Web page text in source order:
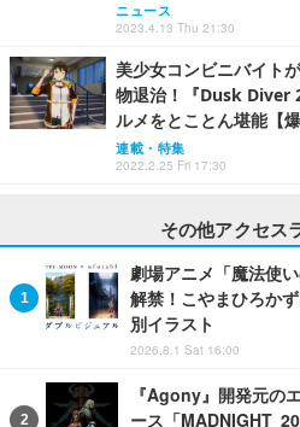
ニュース
2023.4.13 Thu 21:30
美少女コンビニバイト
物退治！『Dusk Diver
ルメをとことん堪能【爆
連載・特集
2022.2.25 Fri 17:30
その他アクセス
劇場アニメ「魔法使
解禁！こやまひろか
別イラスト
2026.8.1 Sat 16:00
『Agony』開発元の
ース「MADNIGHT